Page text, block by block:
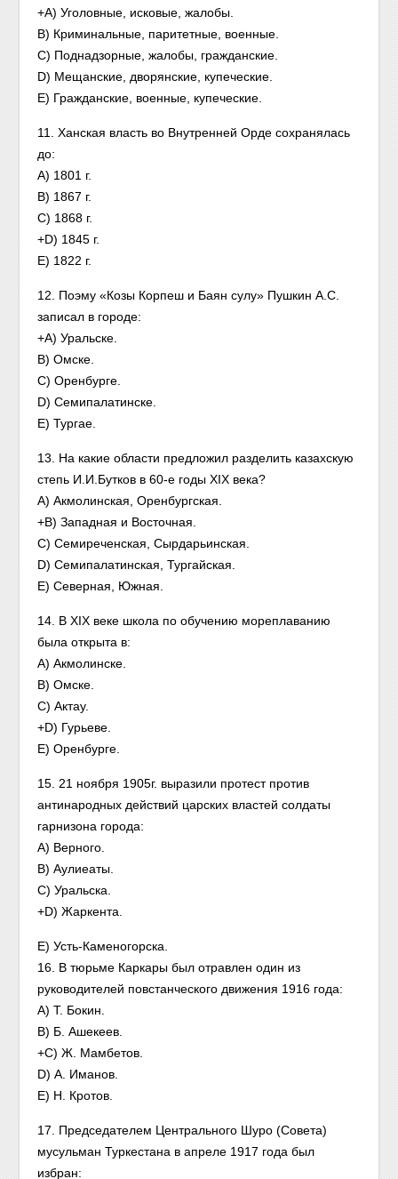
+A) Уголовные, исковые, жалобы.
B) Криминальные, паритетные, военные.
C) Поднадзорные, жалобы, гражданские.
D) Мещанские, дворянские, купеческие.
E) Гражданские, военные, купеческие.
11. Ханская власть во Внутренней Орде сохранялась
до:
A) 1801 г.
B) 1867 г.
C) 1868 г.
+D) 1845 г.
E) 1822 г.
12. Поэму «Козы Корпеш и Баян сулу» Пушкин А.С.
записал в городе:
+А) Уральске.
B) Омске.
C) Оренбурге.
D) Семипалатинске.
E) Тургае.
13. На какие области предложил разделить казахскую
степь И.И.Бутков в 60-е годы XIX века?
A) Акмолинская, Оренбургская.
+B) Западная и Восточная.
C) Семиреченская, Сырдарьинская.
D) Семипалатинская, Тургайская.
E) Северная, Южная.
14. В XIX веке школа по обучению мореплаванию
была открыта в:
A) Акмолинске.
B) Омске.
C) Актау.
+D) Гурьеве.
E) Оренбурге.
15. 21 ноября 1905г. выразили протест против
антинародных действий царских властей солдаты
гарнизона города:
A) Верного.
B) Аулиеаты.
C) Уральска.
+D) Жаркента.
E) Усть-Каменогорска.
16. В тюрьме Каркары был отравлен один из
руководителей повстанческого движения 1916 года:
A) Т. Бокин.
B) Б. Ашекеев.
+C) Ж. Мамбетов.
D) А. Иманов.
E) Н. Кротов.
17. Председателем Центрального Шуро (Совета)
мусульман Туркестана в апреле 1917 года был
избран: